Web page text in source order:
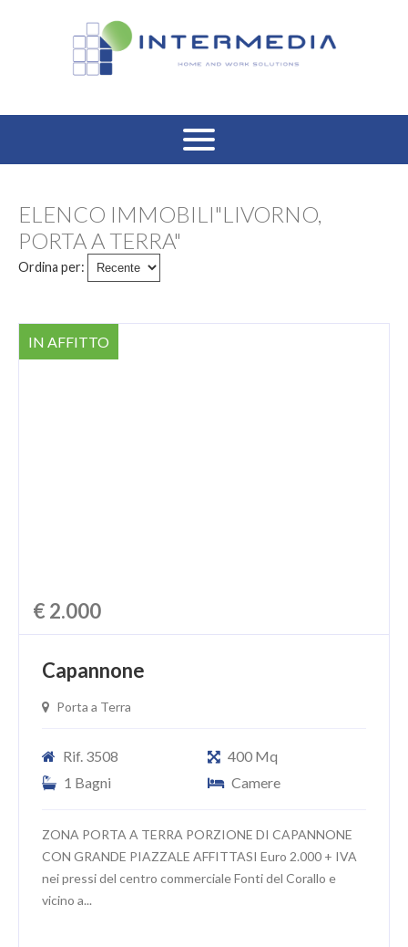
VENDITA RESIDENZIALE
AFFITTO RESIDENZIALE
VENDITA COMMERCIALE
AFFITTO COMMERCIALE
ELENCO IMMOBILI"LIVORNO,
PORTA A TERRA"
Ordina per:
IN AFFITTO
€ 2.000
Capannone
Porta a Terra
Rif. 3508
400 Mq
1 Bagni
Camere
ZONA PORTA A TERRA PORZIONE DI CAPANNONE
CON GRANDE PIAZZALE AFFITTASI Euro 2.000 + IVA
nei pressi del centro commerciale Fonti del Corallo e
vicino a...